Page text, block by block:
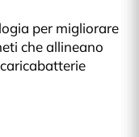
per migliorare
che allineano